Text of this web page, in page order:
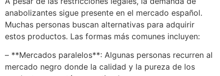
anabolizantes sigue presente en el mercado español.
Muchas personas buscan alternativas para adquirir
estos productos. Las formas más comunes incluyen:
– **Mercados paralelos**: Algunas personas recurren al
mercado negro donde la calidad y la pureza de los